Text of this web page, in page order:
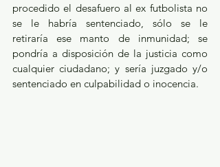
procedido el desafuero al ex futbolista no
se le habría sentenciado, sólo se le
retiraría ese manto de inmunidad; se
pondría a disposición de la justicia como
cualquier ciudadano; y sería juzgado y/o
sentenciado en culpabilidad o inocencia.